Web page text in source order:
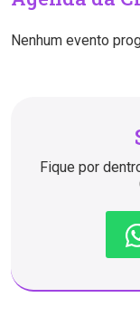
Nenhum evento
Fique por